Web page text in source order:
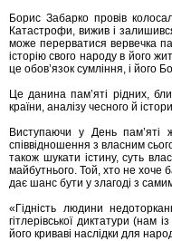
Борис Забарко провів
Катастрофи, вижив і
може перерватися вервечка
історію свого народу в його
це обов’язок сумління, і його
Це данина пам’яті рідних,
країни, аналізу чесного й
Виступаючи у День пам’яті
співвідношення з власним
також шукати істину, суть
майбутнього. Той, хто не хоче
дає шанс бути у злагоді з
«Гідність людини
гітлерівської диктатури
його криваві наслідки для